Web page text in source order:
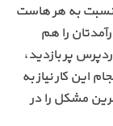
نسبت به هر هاست
را هم
پر بازدید،
این کار نیاز به
مشکل را در